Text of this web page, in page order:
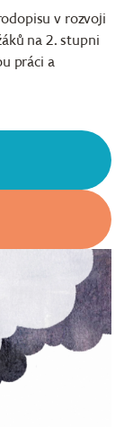
v rozvoji
na 2. stupni
práci a